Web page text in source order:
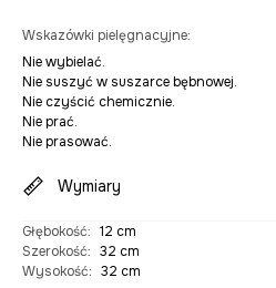
Wskazówki pielęgnacyjne:
Nie wybielać.
Nie suszyć w suszarce bębnowej.
Nie czyścić chemicznie.
Nie prać.
Nie prasować.
Wymiary
Głębokość: 12 cm
Szerokość: 32 cm
Wysokość: 32 cm